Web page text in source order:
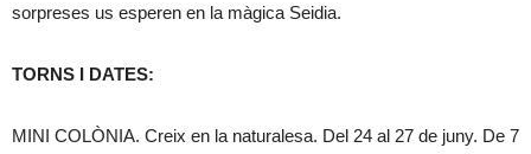
sorpreses us esperen en la màgica Seidia.
TORNS I DATES:
MINI COLÒNIA. Creix en la naturalesa. Del 24 al 27 de juny. De 7